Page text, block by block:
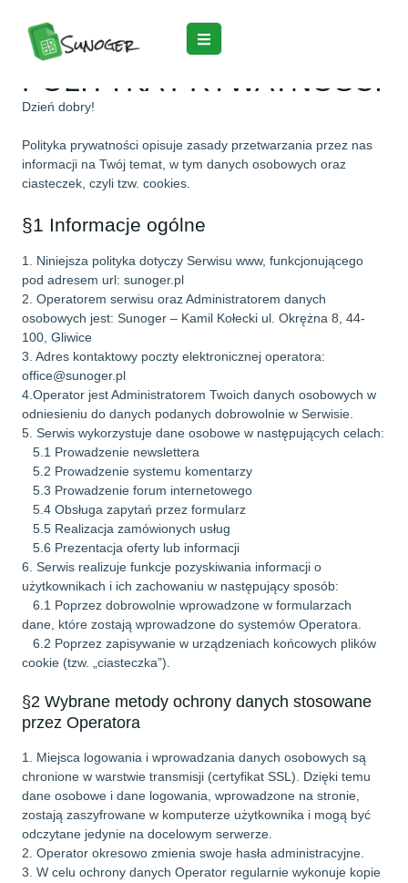
POLITYKA PRYWATNOŚCI
Dzień dobry!
Polityka prywatności opisuje zasady przetwarzania przez nas
informacji na Twój temat, w tym danych osobowych oraz
ciasteczek, czyli tzw. cookies.
§1 Informacje ogólne
1. Niniejsza polityka dotyczy Serwisu www, funkcjonującego
pod adresem url: sunoger.pl
2. Operatorem serwisu oraz Administratorem danych
osobowych jest: Sunoger – Kamil Kołecki ul. Okrężna 8, 44-
100, Gliwice
3. Adres kontaktowy poczty elektronicznej operatora:
office@sunoger.pl
4.Operator jest Administratorem Twoich danych osobowych w
odniesieniu do danych podanych dobrowolnie w Serwisie.
5. Serwis wykorzystuje dane osobowe w następujących celach:
5.1 Prowadzenie newslettera
5.2 Prowadzenie systemu komentarzy
5.3 Prowadzenie forum internetowego
5.4 Obsługa zapytań przez formularz
5.5 Realizacja zamówionych usług
5.6 Prezentacja oferty lub informacji
6. Serwis realizuje funkcje pozyskiwania informacji o
użytkownikach i ich zachowaniu w następujący sposób:
6.1 Poprzez dobrowolnie wprowadzone w formularzach
dane, które zostają wprowadzone do systemów Operatora.
6.2 Poprzez zapisywanie w urządzeniach końcowych plików
cookie (tzw. „ciasteczka”).
§2 Wybrane metody ochrony danych stosowane
przez Operatora
1. Miejsca logowania i wprowadzania danych osobowych są
chronione w warstwie transmisji (certyfikat SSL). Dzięki temu
dane osobowe i dane logowania, wprowadzone na stronie,
zostają zaszyfrowane w komputerze użytkownika i mogą być
odczytane jedynie na docelowym serwerze.
2. Operator okresowo zmienia swoje hasła administracyjne.
3. W celu ochrony danych Operator regularnie wykonuje kopie